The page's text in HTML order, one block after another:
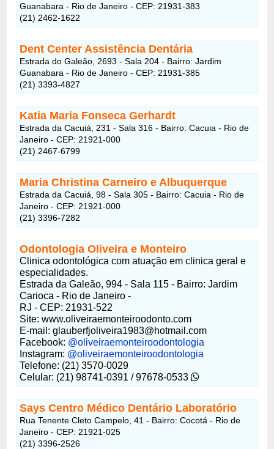
Guanabara - Rio de Janeiro - CEP: 21931-383
(21) 2462-1622
Dent Center Assistência Dentária
Estrada do Galeão, 2693 - Sala 204 - Bairro: Jardim
Guanabara - Rio de Janeiro - CEP: 21931-385
(21) 3393-4827
Katia Maria Fonseca Gerhardt
Estrada da Cacuiá, 231 - Sala 316 - Bairro: Cacuia - Rio de
Janeiro - CEP: 21921-000
(21) 2467-6799
Maria Christina Carneiro e Albuquerque
Estrada da Cacuiá, 98 - Sala 305 - Bairro: Cacuia - Rio de
Janeiro - CEP: 21921-000
(21) 3396-7282
Odontologia Oliveira e Monteiro
Clinica odontológica com atuação em clinica geral e
especialidades.
Estrada da Galeão, 994 - Sala 115 - Bairro: Jardim
Carioca - Rio de Janeiro -
RJ - CEP: 21931-522
Site: www.oliveiraemonteiroodonto.com
E-mail: glauberfjoliveira1983@hotmail.com
Facebook: @oliveiraemonteiroodontologia
Instagram: @oliveiraemonteiroodontologia
Telefone: (21) 3570-0029
Celular: (21) 98741-0391 / 97678-0533
Says Centro Médico Dentário Laboratório
Rua Tenente Cleto Campelo, 41 - Bairro: Cocotá - Rio de
Janeiro - CEP: 21921-025
(21) 3396-2526